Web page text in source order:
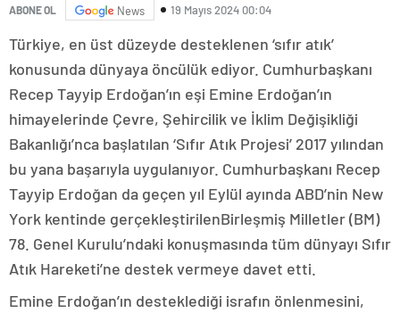
ABONE OL News 19 Mayıs 2024 00:04
Türkiye, en üst düzeyde desteklenen ‘sıfır atık’
konusunda dünyaya öncülük ediyor. Cumhurbaşkanı
Recep Tayyip Erdoğan’ın eşi Emine Erdoğan’ın
himayelerinde Çevre, Şehircilik ve İklim Değişikliği
Bakanlığı’nca başlatılan ‘Sıfır Atık Projesi’ 2017 yılından
bu yana başarıyla uygulanıyor. Cumhurbaşkanı Recep
Tayyip Erdoğan da geçen yıl Eylül ayında ABD’nin New
York kentinde gerçekleştirilenBirleşmiş Milletler (BM)
78. Genel Kurulu’ndaki konuşmasında tüm dünyayı Sıfır
Atık Hareketi’ne destek vermeye davet etti.
Emine Erdoğan’ın desteklediği israfın önlenmesini,